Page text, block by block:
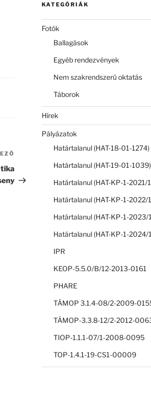
KATEGÓRIÁK
Fotók
Ballagások
Egyéb rendezvények
Nem szakrendszerű oktatás
Táborok
Hírek
Pályázatok
Határtalanul (HAT-18-01-1274)
Határtalanul (HAT-19-01-1039)
Határtalanul (HAT-KP-1-
Határtalanul (HAT-KP-1-
Határtalanul (HAT-KP-1-
Határtalanul (HAT-KP-1-
IPR
KEOP-5.5.0/B/12-2013-0161
PHARE
TÁMOP 3.1.4-08/2-2009-
TÁMOP-3.3.8-12/2-2012-
TIOP-1.1.1-07/1-2008-0095
TOP-1.4.1-19-CS1-00009